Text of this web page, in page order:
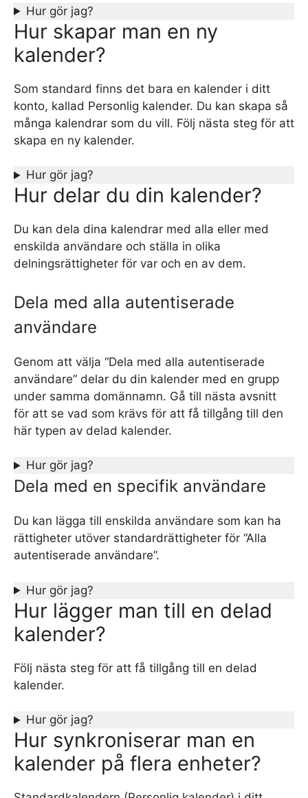
Hur gör jag?
Hur skapar man en ny
kalender?
Som standard finns det bara en kalender i ditt
konto, kallad Personlig kalender. Du kan skapa så
många kalendrar som du vill. Följ nästa steg för att
skapa en ny kalender.
Hur gör jag?
Hur delar du din kalender?
Du kan dela dina kalendrar med alla eller med
enskilda användare och ställa in olika
delningsrättigheter för var och en av dem.
Dela med alla autentiserade
användare
Genom att välja “Dela med alla autentiserade
användare” delar du din kalender med en grupp
under samma domännamn. Gå till nästa avsnitt
för att se vad som krävs för att få tillgång till den
här typen av delad kalender.
Hur gör jag?
Dela med en specifik användare
Du kan lägga till enskilda användare som kan ha
rättigheter utöver standardrättigheter för “Alla
autentiserade användare”.
Hur gör jag?
Hur lägger man till en delad
kalender?
Följ nästa steg för att få tillgång till en delad
kalender.
Hur gör jag?
Hur synkroniserar man en
kalender på flera enheter?